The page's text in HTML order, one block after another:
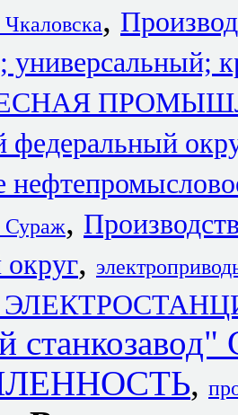
,
универсальный;
федеральный
Сураж,
,
,